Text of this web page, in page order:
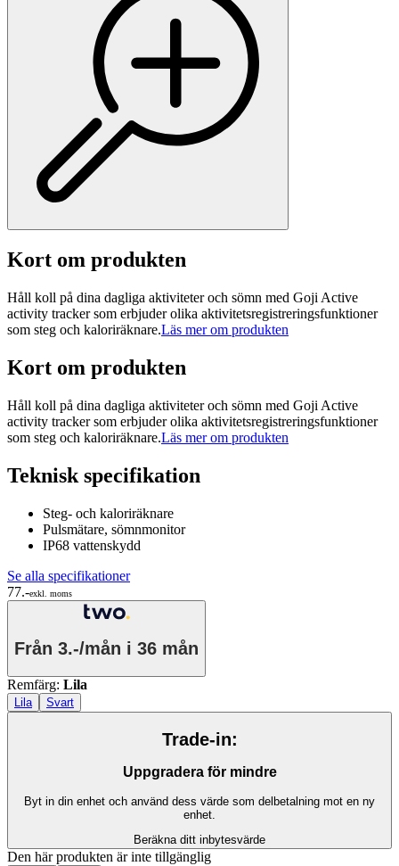
Kort om produkten
Håll koll på dina dagliga aktiviteter och sömn med Goji Active
activity tracker som erbjuder olika aktivitetsregistreringsfunktioner
som steg och kaloriräknare.Läs mer om produkten
Kort om produkten
Håll koll på dina dagliga aktiviteter och sömn med Goji Active
activity tracker som erbjuder olika aktivitetsregistreringsfunktioner
som steg och kaloriräknare.Läs mer om produkten
Teknisk specifikation
Steg- och kaloriräknare
Pulsmätare, sömnmonitor
IP68 vattenskydd
Se alla specifikationer
77.-exkl. moms
Från 3.-/mån i 36 mån
Remfärg: Lila
Lila Svart
Trade-in:
Uppgradera för mindre
Byt in din enhet och använd dess värde som delbetalning mot en ny
enhet.
Beräkna ditt inbytesvärde
Den här produkten är inte tillgänglig